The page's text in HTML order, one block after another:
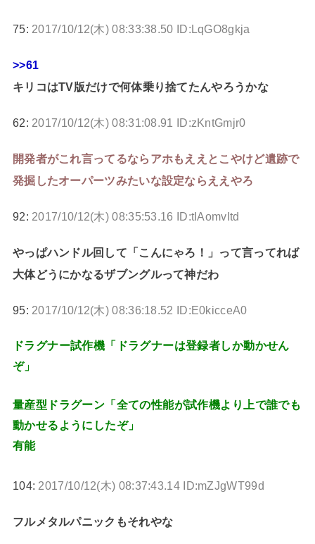
75: 2017/10/12(木) 08:33:38.50 ID:LqGO8gkja
>>61
キリコはTV版だけで何体乗り捨てたんやろうかな
62: 2017/10/12(木) 08:31:08.91 ID:zKntGmjr0
開発者がこれ言ってるならアホもええとこやけど遺跡で
発掘したオーパーツみたいな設定ならええやろ
92: 2017/10/12(木) 08:35:53.16 ID:tIAomvItd
やっぱハンドル回して「こんにゃろ！」って言ってれば
大体どうにかなるザブングルって神だわ
95: 2017/10/12(木) 08:36:18.52 ID:E0kicceA0
ドラグナー試作機「ドラグナーは登録者しか動かせん
ぞ」
量産型ドラグーン「全ての性能が試作機より上で誰でも
動かせるようにしたぞ」
有能
104: 2017/10/12(木) 08:37:43.14 ID:mZJgWT99d
フルメタルパニックもそれやな